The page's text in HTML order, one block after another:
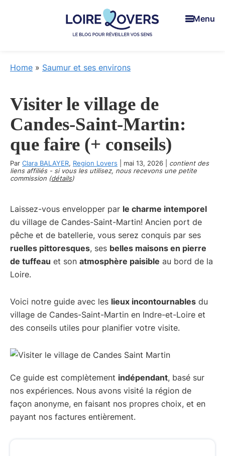
réveiller
en
-
Le
de
Claire
Manu
Menu
Home » Saumur et ses environs
Visiter le village de
Candes-Saint-Martin:
que faire (+ conseils)
Par Clara BALAYER, Region Lovers mai 13, 2026
contient des
liens affiliés - si vous les utilisez, nous recevons une petite
commission (détails)
Laissez-vous envelopper par le charme intemporel
du village de Candes-Saint-Martin! Ancien port de
pêche et de batellerie, vous serez conquis par ses
ruelles pittoresques, ses belles maisons en pierre
de tuffeau et son atmosphère paisible au bord de la
Loire.
Voici notre guide avec les lieux incontournables du
village de Candes-Saint-Martin en Indre-et-Loire et
des conseils utiles pour planifier votre visite.
Ce guide est complètement indépendant, basé sur
nos expériences. Nous avons visité la région de
façon anonyme, en faisant nos propres choix, et en
payant nos factures entièrement.